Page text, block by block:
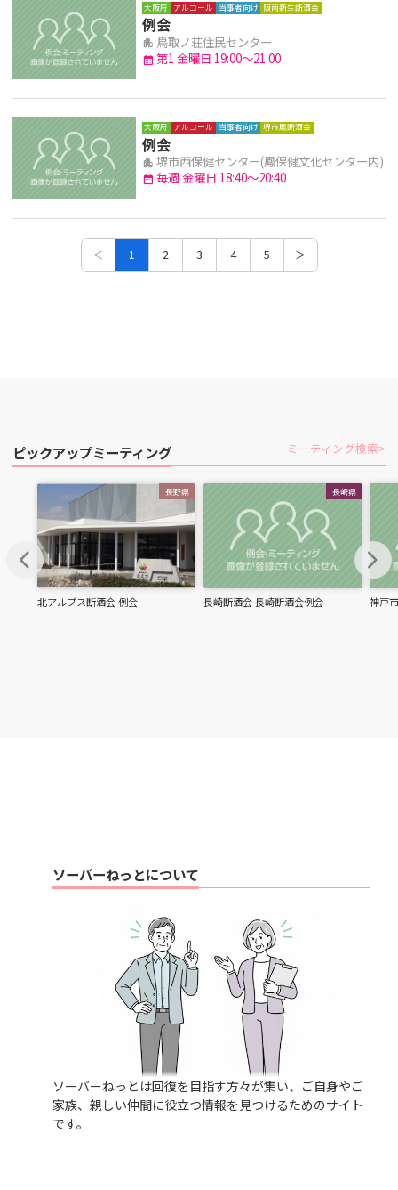
大阪府 アルコール 当事者向け 阪南新生断酒会
例会
apartment 鳥取ノ荘住民センター
calendar_month 第1 金曜日 19:00～21:00
大阪府 アルコール 当事者向け 堺市鳳断酒会
例会
apartment 堺市西保健センター(鳳保健文化センター内)
calendar_month 毎週 金曜日 18:40～20:40
＜ 1 2 3 4 5 ＞
ピックアップミーティング ミーティング検索
長野県
北アルプス断酒会 例会
長崎県
長崎断酒会 長崎断酒会例会 神戸
chevron_left chevron_right
ソーバーねっとについて
ソーバーねっとは回復を目指す方々が集い、ご自身やご
家族、親しい仲間に役立つ情報を見つけるためのサイト
です。